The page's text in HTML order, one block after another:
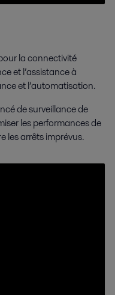
la connectivité
et l’assistance à
et l’automatisation.
de surveillance de
les performances de
les arrêts imprévus.